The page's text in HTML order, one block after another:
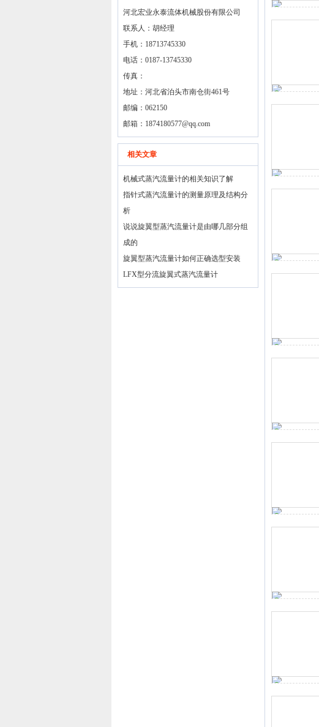
河北宏业永泰流体机械股份有限公司
联系人：胡经理
手机：18713745330
电话：0187-13745330
传真：
地址：河北省泊头市南仓街461号
邮编：062150
邮箱： 1874180577@qq.com
相关文章
机械式蒸汽流量计的相关知识了解
指针式蒸汽流量计的测量原理及结构分
析
说说旋翼型蒸汽流量计是由哪几部分组
成的
旋翼型蒸汽流量计如何正确选型安装
LFX型分流旋翼式蒸汽流量计